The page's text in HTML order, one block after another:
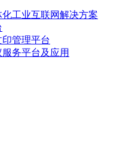
工业互联网解决方案
管理平台
务平台及应用